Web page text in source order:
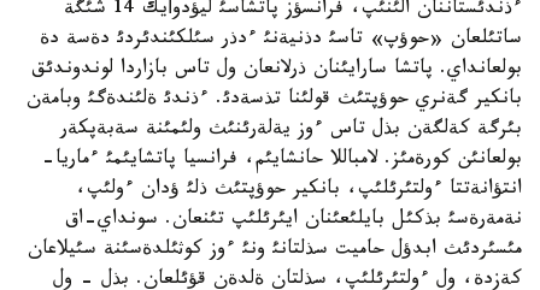
ءذندئستاننان الئنئپ، فرانسؤز پاتشاسئ ليؤدوأيك 14 شئگة
ساتئلعان «حوؤپ» تاسئ دذنيةنئ ءدذر سئلكئندئردئ دةسة دة
بولعانداي. پاتشا سارايئنان ذرلانعان ول تاس بازاردا لوندوندئق
بانكير گةنري حوؤپتئث قولئنا تذسةدئ. ءذندئ ةلئندةگئ وبامةن
بئرگة كةلگةن بذل تاس ءوز يةلةرئنئث ولئمئنة سةبةپكةر
بولعانئن كورةمئز. لامباللا حانشايئم، فرانسيا پاتشايئمئ ءماريا-
انتؤانةتتا ءولتئرئلئپ، بانكير حوؤپتئث ذلئ ؤدان ءولئپ،
نةمةرةسئ بذكئل بايلئعئنان ايئرئلئپ تئنعان. سونداي-اق
مئسئردئث ابدؤل حاميت سذلتانئ ونئ ءوز كوثئلدةسئنة سئيلاعان
كةزدة، ول ءولتئرئلئپ، سذلتان ةلدةن قؤئلعان. بذل - ول